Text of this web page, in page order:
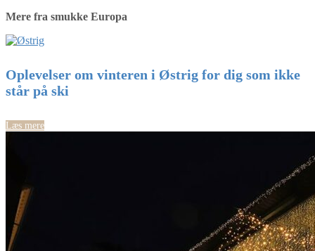
Mere fra smukke Europa
Oplevelser om vinteren i Østrig for dig som ikke
står på ski
Læs mere